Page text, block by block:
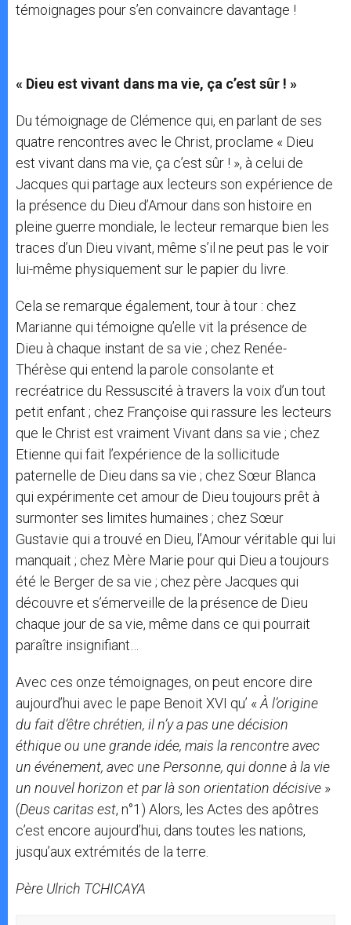
témoignages pour s’en convaincre davantage !
« Dieu est vivant dans ma vie, ça c’est sûr ! »
Du témoignage de Clémence qui, en parlant de ses
quatre rencontres avec le Christ, proclame « Dieu
est vivant dans ma vie, ça c’est sûr ! », à celui de
Jacques qui partage aux lecteurs son expérience de
la présence du Dieu d’Amour dans son histoire en
pleine guerre mondiale, le lecteur remarque bien les
traces d’un Dieu vivant, même s’il ne peut pas le voir
lui-même physiquement sur le papier du livre.
Cela se remarque également, tour à tour : chez
Marianne qui témoigne qu’elle vit la présence de
Dieu à chaque instant de sa vie ; chez Renée-
Thérèse qui entend la parole consolante et
recréatrice du Ressuscité à travers la voix d’un tout
petit enfant ; chez Françoise qui rassure les lecteurs
que le Christ est vraiment Vivant dans sa vie ; chez
Etienne qui fait l’expérience de la sollicitude
paternelle de Dieu dans sa vie ; chez Sœur Blanca
qui expérimente cet amour de Dieu toujours prêt à
surmonter ses limites humaines ; chez Sœur
Gustavie qui a trouvé en Dieu, l’Amour véritable qui lui
manquait ; chez Mère Marie pour qui Dieu a toujours
été le Berger de sa vie ; chez père Jacques qui
découvre et s’émerveille de la présence de Dieu
chaque jour de sa vie, même dans ce qui pourrait
paraître insignifiant…
Avec ces onze témoignages, on peut encore dire
aujourd’hui avec le pape Benoit XVI qu’ « À l’origine
du fait d’être chrétien, il n’y a pas une décision
éthique ou une grande idée, mais la rencontre avec
un événement, avec une Personne, qui donne à la vie
un nouvel horizon et par là son orientation décisive »
(Deus caritas est, n°1) Alors, les Actes des apôtres
c’est encore aujourd’hui, dans toutes les nations,
jusqu’aux extrémités de la terre.
Père Ulrich TCHICAYA